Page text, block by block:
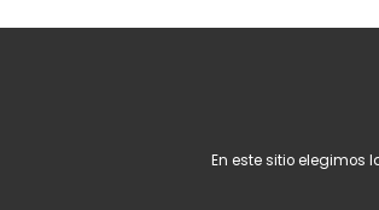
En este sitio elegimos